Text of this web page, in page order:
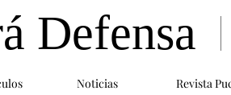
Noticias Revista
Defensa